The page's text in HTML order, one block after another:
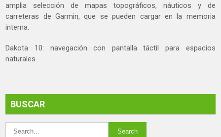
amplia selección de mapas topográficos, náuticos y de
carreteras de Garmin, que se pueden cargar en la memoria
interna.
Dakota 10: navegación con pantalla táctil para espacios
naturales.
BUSCAR